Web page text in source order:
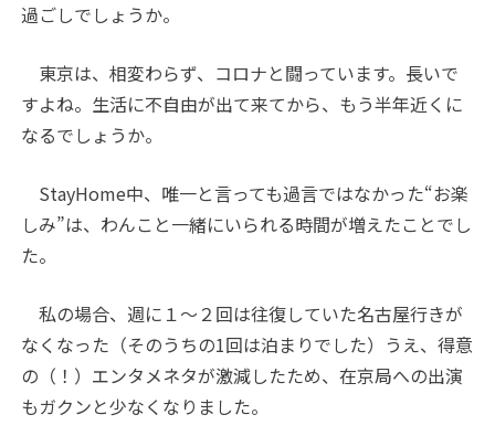
過ごしでしょうか。
東京は、相変わらず、コロナと闘っています。長いで
すよね。生活に不自由が出て来てから、もう半年近くに
なるでしょうか。
StayHome中、唯一と言っても過言ではなかった“お楽
しみ”は、わんこと一緒にいられる時間が増えたことでし
た。
私の場合、週に１～２回は往復していた名古屋行きが
なくなった（そのうちの1回は泊まりでした）うえ、得意
の（！）エンタメネタが激減したため、在京局への出演
もガクンと少なくなりました。